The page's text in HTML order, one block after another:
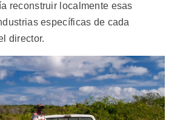
reconstruir localmente esas
específicas de cada
director.